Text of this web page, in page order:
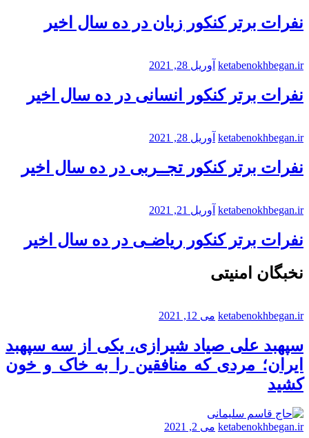
نفرات برتر کنکور زبان در ده سال اخیر
ketabenokhbegan.ir آوریل 28, 2021
نفرات برتر کنکور انسانی در ده سال اخیر
ketabenokhbegan.ir آوریل 28, 2021
نفرات برتر کنکور تجــربی در ده سال اخیر
ketabenokhbegan.ir آوریل 21, 2021
نفرات برتر کنکور ریاضـی در ده سال اخیر
نخبگان امنیتی
ketabenokhbegan.ir می 12, 2021
سپهبد علی صیاد شیرازی، یکی از سه سپهبد
ایران؛ مردی که منافقین را به خاک و خون
کشید
ketabenokhbegan.ir می 2, 2021